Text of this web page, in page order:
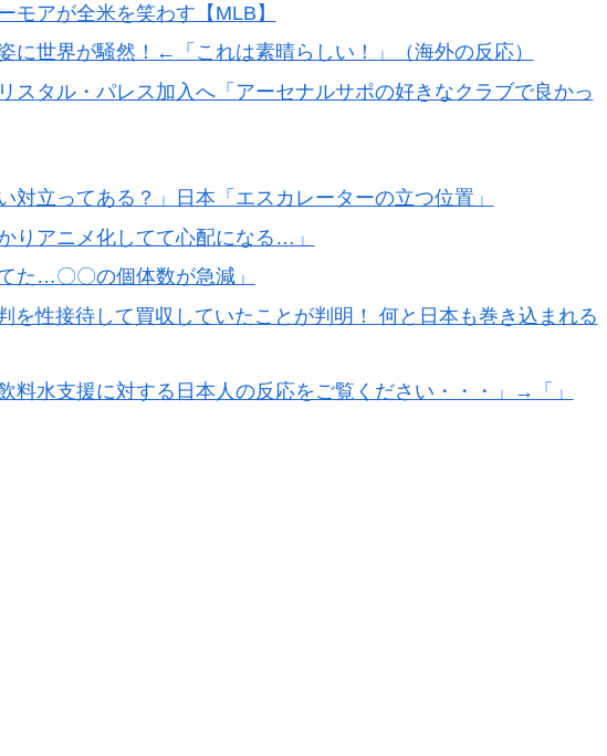
サッカーに衝撃的不祥事！W杯予選でレフリーへの不適切接待発覚！海
モアが全米を笑わす【MLB】
に世界が騒然！←「これは素晴らしい！」（海外の反応）
スタル・パレス加入へ「アーセナルサポの好きなクラブで良かっ
対立ってある？」日本「エスカレーターの立つ位置」
りアニメ化してて心配になる…」
た…〇〇の個体数が急減」
を性接待して買収していたことが判明！ 何と日本も巻き込まれる
料水支援に対する日本人の反応をご覧ください・・・」→「」